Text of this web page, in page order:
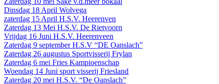
Dinsdag 18 April Wolvega
zaterdag 15 April H.S.V. Heerenven
Zaterdag 13 Mei H.S.V. De Rietvoorn
Vrijdag 16 Juni H.S.V. Heerenveen
Zaterdag 9 september H.S.V “DE Oanslach”
Zaterdag 26 augustus Sportvisserij Frylan
Zaterdag 6 mei Fries Kampioenschap
Woendag 14 Juni sport visserij Friesland
Zaterdag 20 mei H.S.V. “De Oanslach”